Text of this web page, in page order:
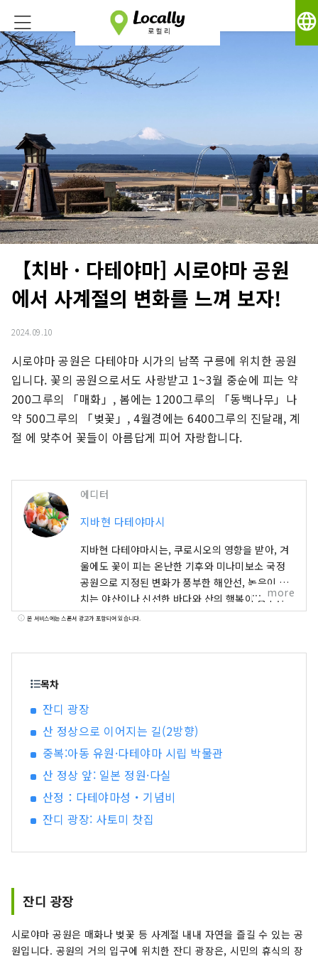
language
【치바 · 다테야마] 시로야마 공원
에서 사계절의 변화를 느껴 보자!
2024.09.10
시로야마 공원은 다테야마 시가의 남쪽 구릉에 위치한 공원
입니다. 꽃의 공원으로서도 사랑받고 1~3월 중순에 피는 약
200그루의 「매화」, 봄에는 1200그루의 「동백나무」나
약 500그루의 「벚꽃」, 4월경에는 6400그루의 진달래, 계
절 에 맞추어 꽃들이 아름답게 피어 자랑합니다.
에디터
지바현 다테야마시
지바현 다테야마시는, 쿠로시오의 영향을 받아, 겨
울에도 꽃이 피는 온난한 기후와 미나미보소 국정
공원으로 지정된 변화가 풍부한 해안선, 녹음이 넘
치는 야산이나 신선한 바다와 산의 행복이 풍부한
자연 풍부한 거리입니다. 그리고, 미나미 소리미 하
more
본 서비스에는 스폰서 광고가 포함되어 있습니다.
목차
잔디 광장
산 정상으로 이어지는 길(2방향)
중복:아동 유원·다테야마 시립 박물관
산 정상 앞: 일본 정원·다실
산정：다테야마성・기념비
잔디 광장: 사토미 찻집
잔디 광장
시로야마 공원은 매화나 벚꽃 등 사계절 내내 자연을 즐길 수 있는 공
원입니다. 공원의 거의 입구에 위치한 잔디 광장은, 시민의 휴식의 장